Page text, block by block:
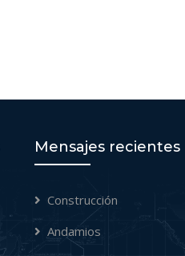
Mensajes recientes
Construcción
Andamios